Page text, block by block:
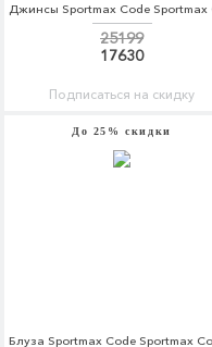
25199
17630
Подписаться на скидку
До 25% скидки